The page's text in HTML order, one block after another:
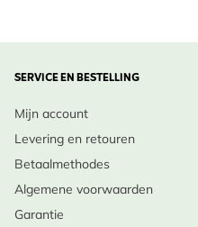
SERVICE EN BESTELLING
Mijn account
Levering en retouren
Betaalmethodes
Algemene voorwaarden
Garantie